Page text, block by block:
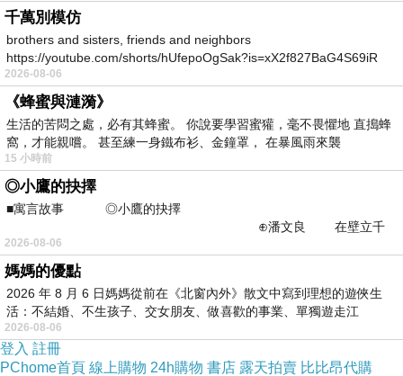
出版：九歌出版社
書名：叛
作者：林剪雲
出版：九歌出版社
下一篇：0523蚵間石滬訪查側寫
千萬別模仿
brothers and sisters, friends and neighbors
https://youtube.com/shorts/hUfepoOgSak?is=xX2f827BaG4S69iR
https
2026-08-06
《蜂蜜與漣漪》
生活的苦悶之處，必有其蜂蜜。 你說要學習蜜獾，毫不畏懼地 直搗蜂
窩，才能親嚐。 甚至練一身鐵布衫、金鐘罩， 在暴風雨來襲
15 小時前
◎小鷹的抉擇
■寓言故事 ◎小鷹的抉擇
⊕潘文良 在壁立千
仞的懸崖上，有一座遮天蔽
2026-08-06
媽媽的優點
2026 年 8 月 6 日媽媽從前在《北窗內外》散文中寫到理想的遊俠生
活：不結婚、不生孩子、交女朋友、做喜歡的事業、單獨遊走江
湖⋯⋯，
2026-08-06
登入 註冊
PChome首頁 線上購物 24h購物 書店 露天拍賣 比比昂代購